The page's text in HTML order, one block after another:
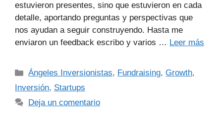
estuvieron presentes, sino que estuvieron en cada
detalle, aportando preguntas y perspectivas que
nos ayudan a seguir construyendo. Hasta me
enviaron un feedback escribo y varios … Leer más
Ángeles Inversionistas, Fundraising,Growth,
Inversión, Startups
Deja un comentario